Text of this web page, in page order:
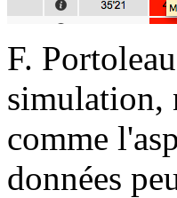
F.
simulation,
comme
données